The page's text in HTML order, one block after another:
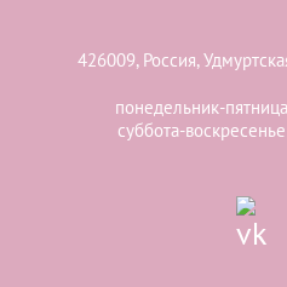
426009, Россия,
понедельник-
суббота-